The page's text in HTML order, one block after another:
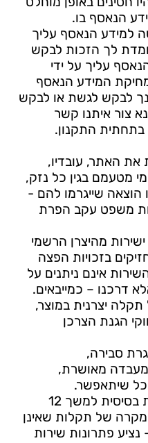
הנאסף בו.
למידע הנאסף עליך
לך הזכות לבקש
עליך על ידי
המידע הנאסף
לבקש לגשת או לבקש
צור איתנו קשר
התקנון.
האתר, עובדיו,
מטעמם בגין כל נזק,
הוצאה שייגרמו להם -
משפט עקב הפרת
ישירות מהיצרן הרשמי
בזכויות הפצה
אינם ניתנים על
דרכנו – כמייבאים.
תקלה יצרנית במוצר,
הגנת הצרכן
סבירה,
מאושרת,
שיתאפשר.
19.2 תקופת אחריות: אחריות בסיסית למשך 12
של תקלות שאינן
פתרונות שירות